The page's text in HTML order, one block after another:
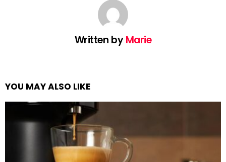
Written byMarie
YOU MAY ALSO LIKE